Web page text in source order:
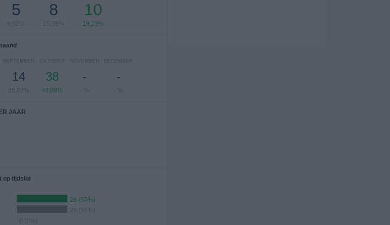
5
9,62%
8
15,38%
10
19,23%
SEPTEMBER
14
26,92%
OKTOBER
38
73,08%
NOVEMBER
-
- %
DECEMBER
-
- %
JAAR
op tijdslot
26 (50%)
26 (50%)
0 (0%)